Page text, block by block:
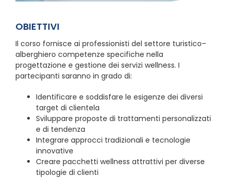
OBIETTIVI
Il corso fornisce ai professionisti del settore turistico–
alberghiero competenze specifiche nella
progettazione e gestione dei servizi wellness. I
partecipanti saranno in grado di:
Identificare e soddisfare le esigenze dei diversi
target di clientela
Sviluppare proposte di trattamenti personalizzati
e di tendenza
Integrare approcci tradizionali e tecnologie
innovative
Creare pacchetti wellness attrattivi per diverse
tipologie di clienti